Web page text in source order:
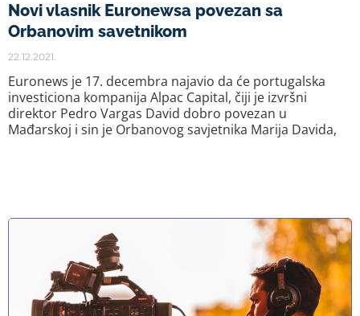
Novi vlasnik Euronewsa povezan sa
Orbanovim savetnikom
22.12.2021.
Euronews je 17. decembra najavio da će portugalska
investiciona kompanija Alpac Capital, čiji je izvršni
direktor Pedro Vargas David dobro povezan u
Mađarskoj i sin je Orbanovog savjetnika Marija Davida,